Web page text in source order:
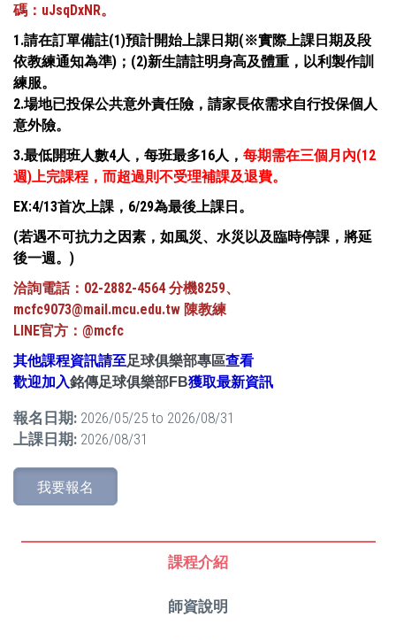
碼：uJsqDxNR。
1.請在訂單備註(1)預計開始上課日期(※實際上課日期及段
依教練通知為準)；(2)新生請註明身高及體重，以利製作訓
練服。
2.場地已投保公共意外責任險，請家長依需求自行投保個人
意外險。
3.最低開班人數4人，每班最多16人， 每期需在三個月內(12
週)上完課程，而超過則不受理補課及退費。
EX:4/13首次上課，6/29為最後上課日。
(若遇不可抗力之因素，如風災、水災以及臨時停課，將延
後一週。)
洽詢電話：02-2882-4564 分機8259、
mcfc9073@mail.mcu.edu.tw 陳教練
LINE官方：@mcfc
其他課程資訊請至足球俱樂部專區查看
歡迎加入銘傳足球俱樂部FB獲取最新資訊
報名日期: 2026/05/25 to 2026/08/31
上課日期: 2026/08/31
我要報名
課程介紹
師資說明